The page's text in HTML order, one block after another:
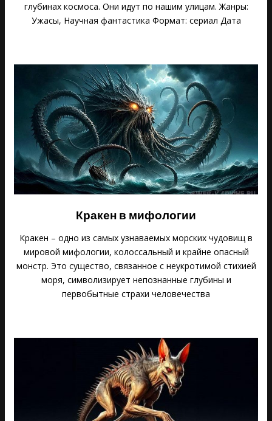
глубинах космоса. Они идут по нашим улицам. Жанры:
Ужасы, Научная фантастика Формат: сериал Дата
Кракен в мифологии
Кракен – одно из самых узнаваемых морских чудовищ в
мировой мифологии, колоссальный и крайне опасный
монстр. Это существо, связанное с неукротимой стихией
моря, символизирует непознанные глубины и
первобытные страхи человечества